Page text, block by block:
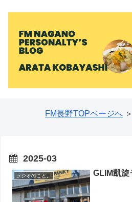
FM長野TOPページへ ＞
2025-03
ラジオのこと。 GLIM凱旋